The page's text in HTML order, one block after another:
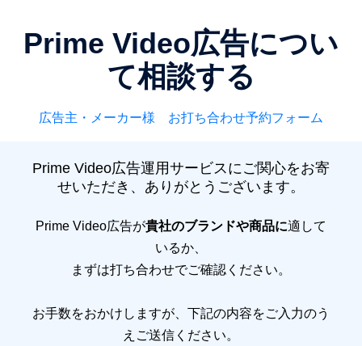
Prime Video広告につい
て相談する
広告主・メーカー様 お打ち合わせ予約フォーム
Prime Video広告運用サービスにご関心をお寄
せいただき、ありがとうございます。
Prime Video広告が貴社のブランドや商品に適して
いるか、
まずは打ち合わせでご確認ください。
お手数をおかけしますが、下記の内容をご入力のう
えご送信ください。